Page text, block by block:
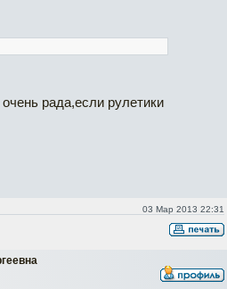
рада,если рулетики
03 Мар 2013 22:31